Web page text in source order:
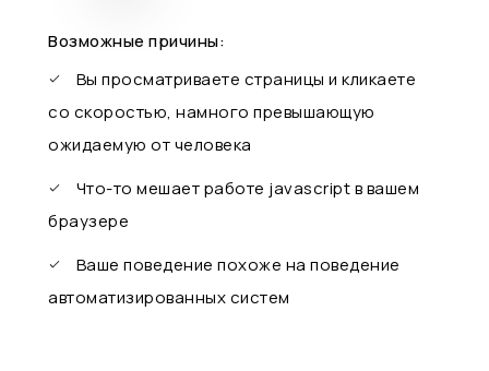
Возможные причины:
Вы просматриваете страницы и кликаете
со скоростью, намного превышающую
ожидаемую от человека
Что-то мешает работе javascript в вашем
браузере
Ваше поведение похоже на поведение
автоматизированных систем